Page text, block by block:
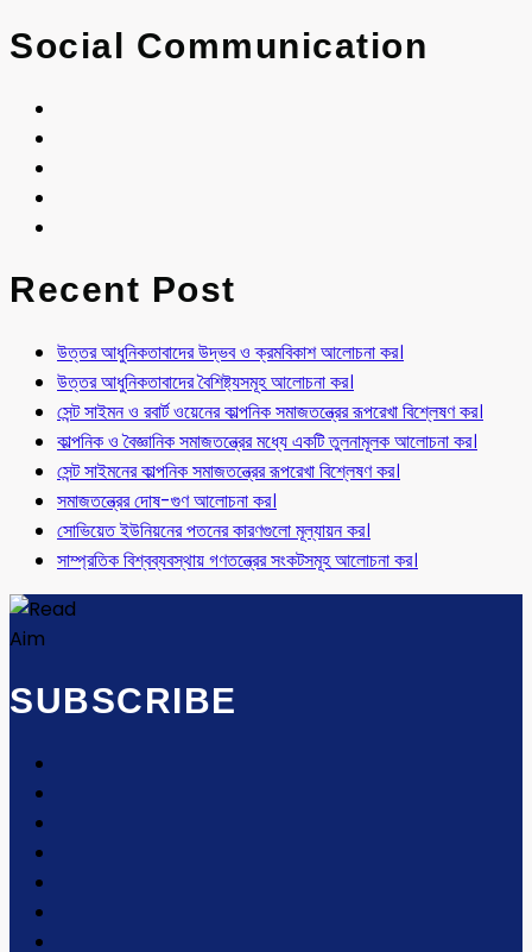
Social Communication
Recent Post
উত্তর আধুনিকতাবাদের উদ্ভব ও ক্রমবিকাশ আলোচনা কর।
উত্তর আধুনিকতাবাদের বৈশিষ্ট্যসমূহ আলোচনা কর।
সেন্ট সাইমন ও রবার্ট ওয়েনের কাল্পনিক সমাজতন্ত্রের রূপরেখা বিশ্লেষণ কর।
কাল্পনিক ও বৈজ্ঞানিক সমাজতন্ত্রের মধ্যে একটি তুলনামূলক আলোচনা কর।
সেন্ট সাইমনের কাল্পনিক সমাজতন্ত্রের রূপরেখা বিশ্লেষণ কর।
সমাজতন্ত্রের দোষ-গুণ আলোচনা কর।
সোভিয়েত ইউনিয়নের পতনের কারণগুলো মূল্যায়ন কর।
সাম্প্রতিক বিশ্বব্যবস্থায় গণতন্ত্রের সংকটসমূহ আলোচনা কর।
SUBSCRIBE